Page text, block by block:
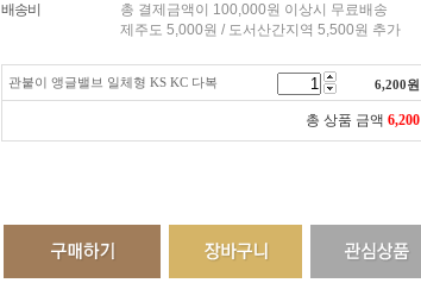
배송비
총 결제금액이 100,000원 이상시 무료배송
제주도 5,000원 / 도서산간지역 5,500원 추가
관붙이 앵글밸브 일체형 KS KC 다복 6,200원
총 상품 금액 6,200